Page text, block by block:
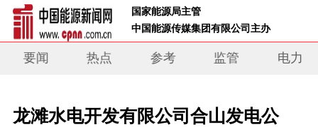
国家能源局主管
中国能源传媒集团有限公司主办
要闻 热点 参考 监管 电力
龙滩水电开发有限公司合山发电公